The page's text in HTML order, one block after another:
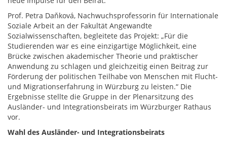
Prof. Petra Daňková, Nachwuchsprofessorin für Internationale
Soziale Arbeit an der Fakultät Angewandte
Sozialwissenschaften, begleitete das Projekt: „Für die
Studierenden war es eine einzigartige Möglichkeit, eine
Brücke zwischen akademischer Theorie und praktischer
Anwendung zu schlagen und gleichzeitig einen Beitrag zur
Förderung der politischen Teilhabe von Menschen mit Flucht-
und Migrationserfahrung in Würzburg zu leisten.“ Die
Ergebnisse stellte die Gruppe in der Plenarsitzung des
Ausländer- und Integrationsbeirats im Würzburger Rathaus
vor.
Wahl des Ausländer- und Integrationsbeirats